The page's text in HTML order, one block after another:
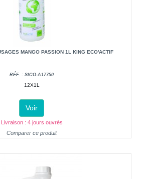
MANGO PASSION 1L KING ECO'ACTIF
RÉF. : SICO-A17750
12X1L
Voir
Livraison : 4 jours ouvrés
Comparer ce produit